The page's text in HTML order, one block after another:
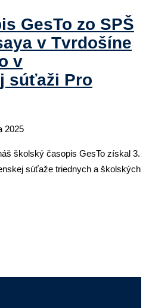
GesTo zo SPŠ
v Tvrdošíne
v
súťaži Pro
2025
školský časopis GesTo získal 3.
súťaže triednych a školských